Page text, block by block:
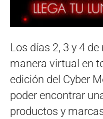
Los días 2, 3 y 4
manera virtual en
edición del Cyber
poder encontrar
productos y